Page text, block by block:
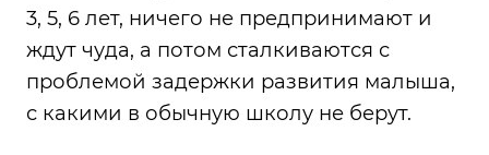
3, 5, 6 лет, ничего не предпринимают и
ждут чуда, а потом сталкиваются с
проблемой задержки развития малыша,
с какими в обычную школу не берут.